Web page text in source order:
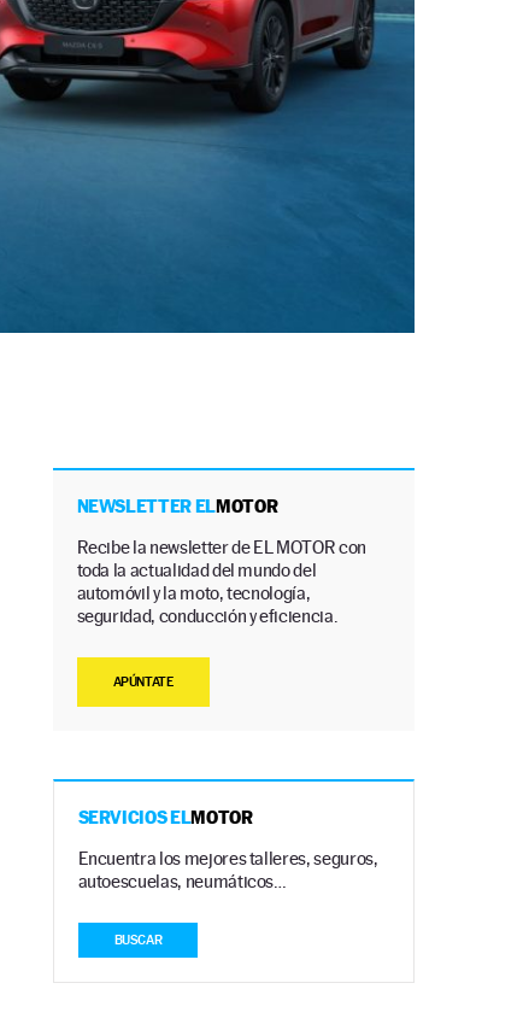
NEWSLETTER ELMOTOR
Recibe la newsletter de EL MOTOR con
toda la actualidad del mundo del
automóvil y la moto, tecnología,
seguridad, conducción y eficiencia.
APÚNTATE
SERVICIOS ELMOTOR
Encuentra los mejores talleres, seguros,
autoescuelas, neumáticos…
BUSCAR